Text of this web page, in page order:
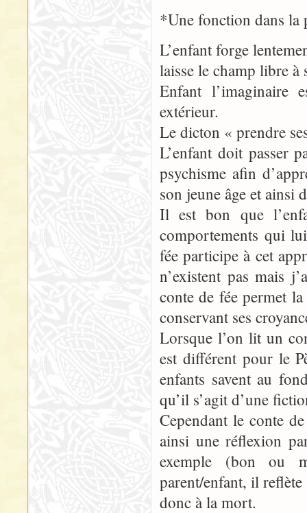
*Une fonction dans la
L’enfant forge
laisse le champ libre à
Enfant l’imaginaire
extérieur.
Le dicton « prendre
L’enfant doit passer
psychisme afin
son jeune âge et ainsi
Il est bon que
comportements qui
fée participe à cet
n’existent pas mais
conte de fée permet
conservant ses
Lorsque l’on lit un
est différent pour le
enfants savent au
qu’il s’agit d’une
Cependant le conte
ainsi une réflexion
exemple (bon ou
parent/enfant, il
donc à la mort.